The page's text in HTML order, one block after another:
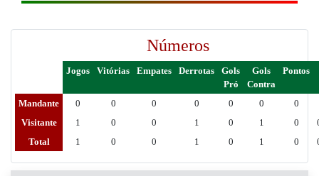
Números
Jogos Vitórias Empates Derrotas
Gols
Pró
Gols
Contra
Pontos
Mandante 0 0 0 0 0 0
0
Visitante
1 0 0 1 0 1 0
Total
1 0 0 1 0 1 0